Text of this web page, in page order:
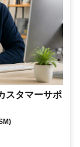
スタマーサポ